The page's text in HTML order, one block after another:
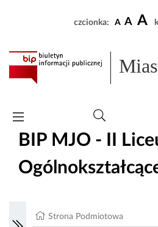
czcionka: A A A
BIP MJO - II
Strona Podmiotowa